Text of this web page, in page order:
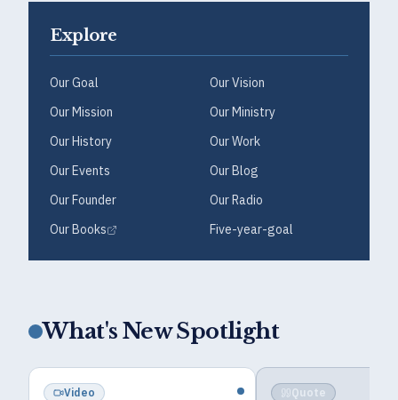
Explore
Our Goal
Our Vision
Our Mission
Our Ministry
Our History
Our Work
Our Events
Our Blog
Our Founder
Our Radio
Our Books
Five-year-goal
What's New Spotlight
Video Quote